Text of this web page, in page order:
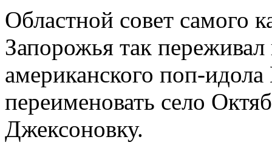
Областной совет самого
Запорожья так
американского поп-
переименовать село
Джексоновку.